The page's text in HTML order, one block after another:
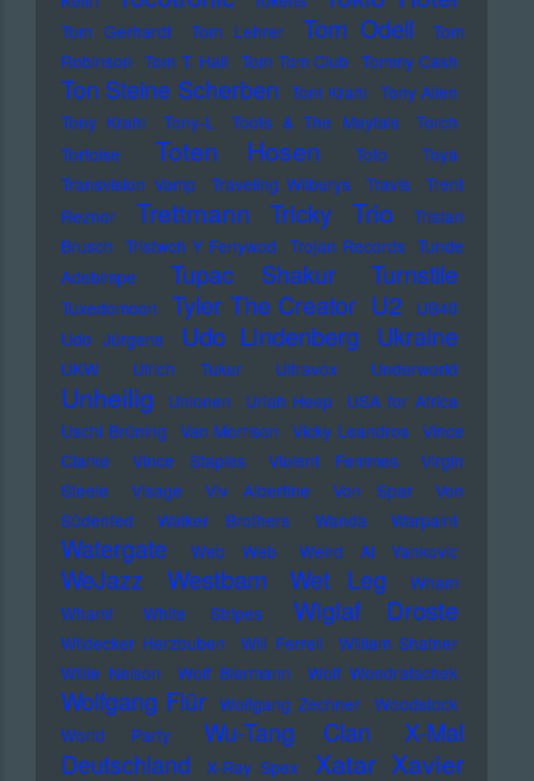
Tom Gerhardt Tom Lehrer Tom Odell
Tom
Robinson Tom T. Hall Tom Tom Club Tommy Cash
Ton Steine Scherben Toni Krahl Tony Allen
Tony Krahl
Tony-L Toots & The Maytals
Torch
Tortoise
Toten Hosen Toto
Toya
Transvision Vamp
Traveling Wilburys Travis
Trent
Reznor
Trettmann Tricky Trio
Tristan
Brusch Tristwch Y Fenywod Trojan Records Tunde
Adebimpe
Tupac Shakur Turnstile
Tuxedomoon Tyler The Creator U2
UB40
Udo Jürgens
Udo Lindenberg Ukraine
UKW Ulrich Tukur Ultravox Underworld
Unheilig Unionen Uriah Heep
USA for Africa
Uschi Brüning Van Morrison Vicky Leandros Vince
Clarke
Vince Staples Violent Femmes
Virgin
Steele
Visage Viv Albertine Von Spar
Von
Südenfed
Walker Brothers Wanda Warpaint
Watergate Web Web Weird Al Yankovic
WeJazz Westbam Wet Leg
Wham
Wham!
White Stripes Wiglaf Droste
Wildecker Herzbuben Will Ferrell
William Shatner
Willie Nelson
Wolf Biermann Wolf Wondratschek
Wolfgang Flür Wolfgang Zechner
Woodstock
World Party
Wu-Tang Clan
X-Mal
Deutschland
X-Ray Spex Xatar Xavier